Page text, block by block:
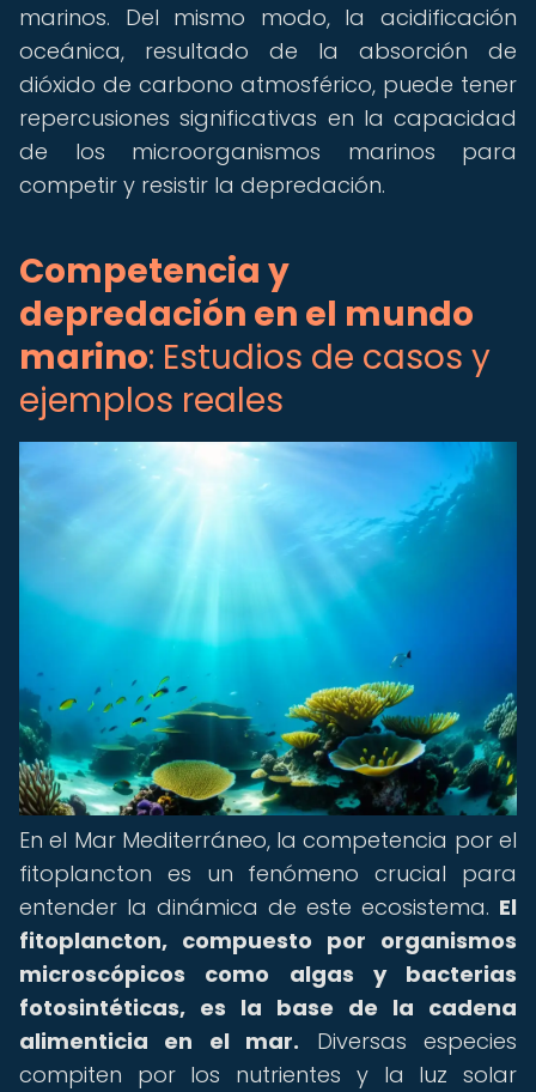
marinos. Del mismo modo, la acidificación
oceánica, resultado de la absorción de
dióxido de carbono atmosférico, puede tener
repercusiones significativas en la capacidad
de los microorganismos marinos para
competir y resistir la depredación.
Competencia y
depredación en el mundo
marino: Estudios de casos y
ejemplos reales
En el Mar Mediterráneo, la competencia por el
fitoplancton es un fenómeno crucial para
entender la dinámica de este ecosistema. El
fitoplancton, compuesto por organismos
microscópicos como algas y bacterias
fotosintéticas, es la base de la cadena
alimenticia en el mar. Diversas especies
compiten por los nutrientes y la luz solar